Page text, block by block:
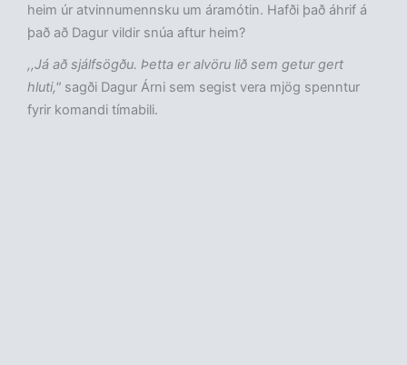
heim úr atvinnumennsku um áramótin. Hafði það áhrif á
það að Dagur vildir snúa aftur heim?
,,Já að sjálfsögðu. Þetta er alvöru lið sem getur gert
hluti," sagði Dagur Árni sem segist vera mjög spenntur
fyrir komandi tímabili.